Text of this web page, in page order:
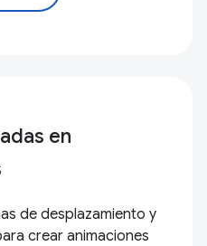
en
de desplazamiento y
crear animaciones